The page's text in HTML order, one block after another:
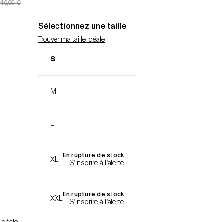
Prix normal
49,99 €
Sélectionnez une taille
Trouver ma taille idéale
S
M
L
XL
En rupture de stock
S'inscrire à l'alerte
XXL
En rupture de stock
S'inscrire à l'alerte